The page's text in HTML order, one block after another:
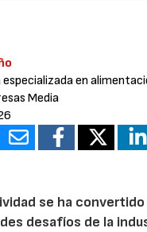
en
Media
se ha convertido
desafíos de la